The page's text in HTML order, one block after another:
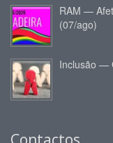
RAM —
(07/ago)
Inclusão —